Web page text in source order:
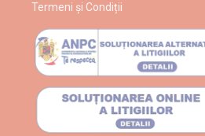
Termeni și Condiții